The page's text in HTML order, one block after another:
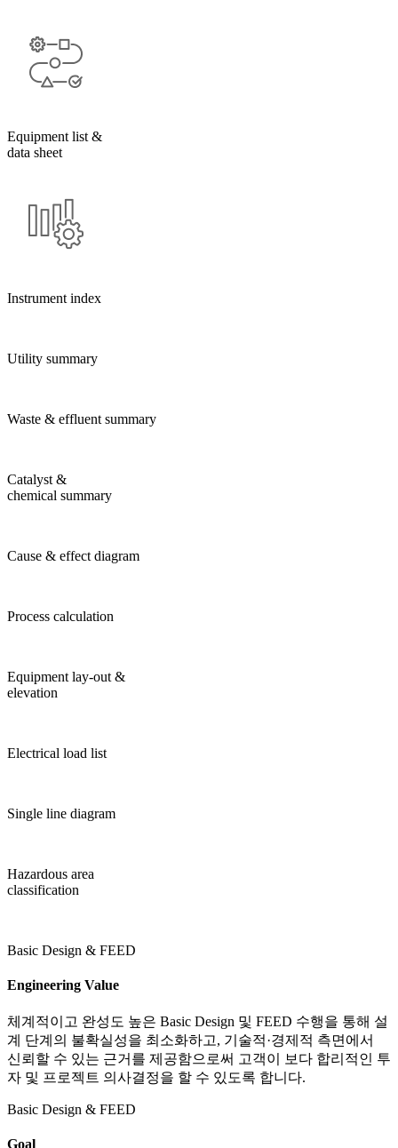
Equipment list &
data sheet
Instrument index
Utility summary
Waste & effluent summary
Catalyst &
chemical summary
Cause & effect diagram
Process calculation
Equipment lay-out &
elevation
Electrical load list
Single line diagram
Hazardous area
classification
Basic Design & FEED
Engineering Value
체계적이고 완성도 높은 Basic Design 및 FEED 수행을 통해 설
계 단계의 불확실성을 최소화하고, 기술적·경제적 측면에서
신뢰할 수 있는 근거를 제공함으로써 고객이 보다 합리적인 투
자 및 프로젝트 의사결정을 할 수 있도록 합니다.
Basic Design & FEED
Goal